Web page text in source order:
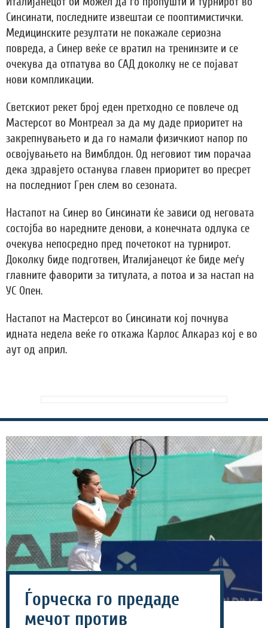
Синсинати, последните извештаи се пооптимистички.
Медицинските резултати не покажале сериозна
повреда, а Синер веќе се вратил на тренинзите и се
очекува да отпатува во САД доколку не се појават
нови компликации.
Светскиот рекет број еден претходно се повлече од
Мастерсот во Монтреал за да му даде приоритет на
закрепнувањето и да го намали физичкиот напор по
освојувањето на Вимблдон. Од неговиот тим порачаа
дека здравјето останува главен приоритет во пресрет
на последниот Грен слем во сезоната.
Настапот на Синер во Синсинати ќе зависи од неговата
состојба во наредните денови, а конечната одлука се
очекува непосредно пред почетокот на турнирот.
Доколку биде подготвен, Италијанецот ќе биде меѓу
главните фаворити за титулата, а потоа и за настап на
УС Опен.
Настапот на Мастерсот во Синсинати кој почнува
идната недела веќе го откажа Карлос Алкараз кој е во
аут од април.
Ѓорческа го предаде
мечот против